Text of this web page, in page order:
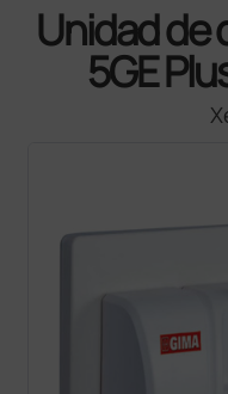
Unidad de
5GE